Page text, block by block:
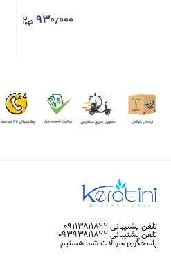
۹۳۰٫۰۰۰
تلفن پشتیبانی ۰۹۱۱۳۸۱۱۸۲۲
تلفن پشتیبانی ۰۹۳۹۳۸۱۱۸۲۲
پاسخگوی سوالات شما هستیم